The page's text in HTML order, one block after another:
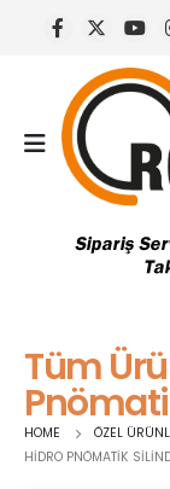
Tüm
HOME ÖZEL
HIDRO PNÖMATIK